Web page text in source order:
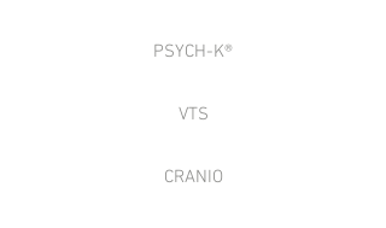
PSYCH-K®
VTS
CRANIO